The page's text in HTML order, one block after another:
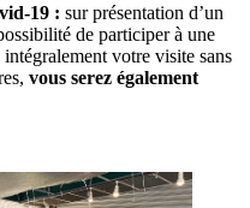
19 : sur présentation d’un
de participer à une
votre visite sans
vous serez également